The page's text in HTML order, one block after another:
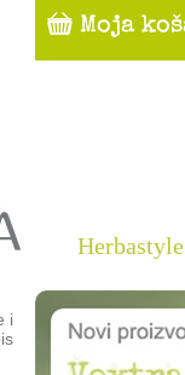
Herbastyle
i